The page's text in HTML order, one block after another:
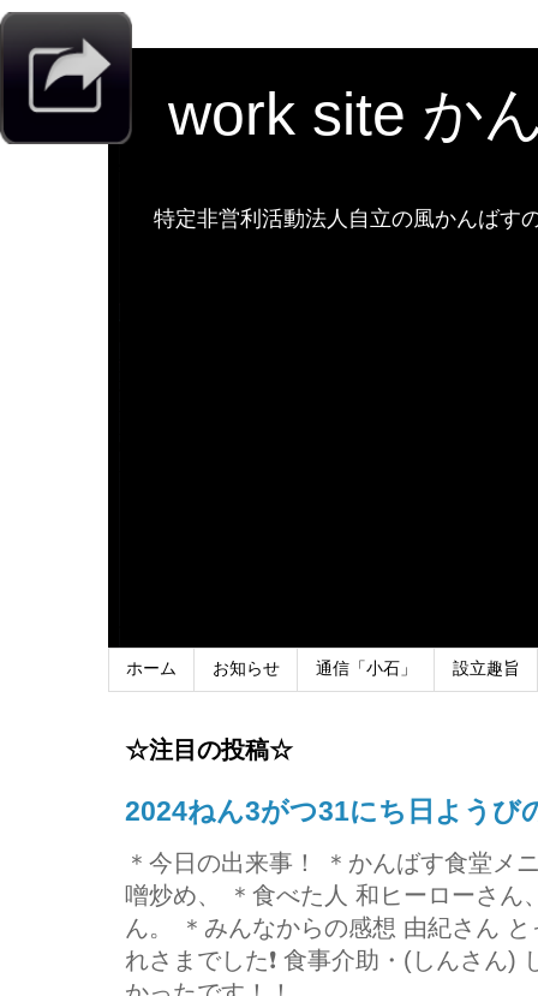
work site か
特定非営利活動法人自立の風かんばす
ホーム お知らせ 通信「小石」 設立趣旨
☆注目の投稿☆
2024ねん3がつ31にち日ようび
＊今日の出来事！ ＊かんばす食堂メ
噌炒め、 ＊食べた人 和ヒーローさん
ん。 ＊みんなからの感想 由紀さん
れさまでした❗ 食事介助・(しんさん)